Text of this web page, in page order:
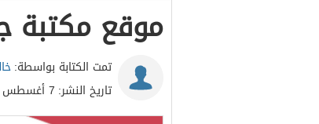
موقع مكتبة
تمت الكتابة بواسطة:
تاريخ النشر: 7 أغسطس 2024 - 2:55م